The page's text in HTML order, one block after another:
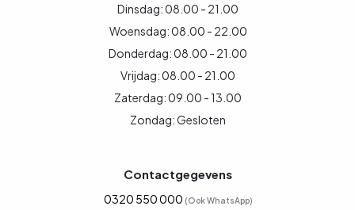
Dinsdag: 08.00 - 21.00
Woensdag: 08.00 - 22.00
Donderdag: 08.00 - 21.00
Vrijdag: 08.00 - 21.00
Zaterdag: 09.00 - 13.00
Zondag: Gesloten
Contactgegevens
0320 550 000 (Ook WhatsApp)